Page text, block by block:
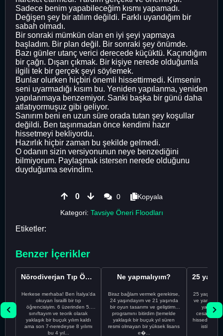
Sadece benim yapabileceğim kısmı yapamadı.
Değişen şey bir atılım değildi. Farklı uyandığım bir
sabah olmadı.
Bir sonraki mümkün olan en iyi şeyi yapmaya
başladım. Bir plan değil. Bir sonraki şey önümde.
Bazı günler utanç verici derecede küçüktü. Kaçındığım
bir çağrı. Dışarı çıkmak. Bir kişiye nerede olduğumla
ilgili tek bir gerçek şeyi söylemek.
Bunlar olurken hiçbiri önemli hissettirmedi. Kimsenin
seni uyarmadığı kısım bu. Yeniden yapılanma, yeniden
yapılanmaya benzemiyor. Sanki başka bir günü daha
atlatıyormuşuz gibi geliyor.
Sanırım beni en uzun süre orada tutan şey koşullar
değildi. Ben taşınmadan önce kendimi hazır
hissetmeyi bekliyordu.
Hazırlık hiçbir zaman bu şekilde gelmedi.
O odanın sizin versiyonunun neye benzediğini
bilmiyorum. Paylaşmak istersen nerede olduğunu
duyduğuma sevindim.
0 0
Kopyala
Kategori: Tavsiye Öneri Floodları
Etiketler:
Benzer İçerikler
Nörodiverjan Tıp Öğrencisi Yeni Bir Yol Arıyor
Herkese merhaba! Ben İtalya'da
okuyan İsrailli bir tıp
öğrencisiyim. 6 üzerinden 5.
sınıftayım ve teorik olarak
yaklaşık bir buçuk yılım kaldı
ama son 7-neredeyse 8 yılımı
bu 4 yıl...
Ne yapmalıyım?
Biraz bağlam vermek gerekirse,
24 yaşındayım ve 21 yaşında
bir oyun tasarımı ve geliştirme
programını bitirdim (temelde
yaklaşık bir buçuk yıl süren
resmi olmayan bir yüksek lisans
e�...
25
ve yanlış
cesaretimin